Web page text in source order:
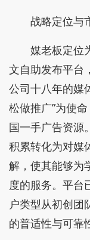
战略定位与
媒老板定位
文自助发布平台
公司十八年的媒
松做推广”为使
国一手广告资源
积累转化为对媒
解，使其能够为
度的服务。平台
户类型从初创团
的普适性与可靠